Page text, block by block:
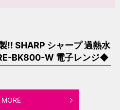
SHARP シャープ 過熱水
BK800-W 電子レンジ◆
MORE